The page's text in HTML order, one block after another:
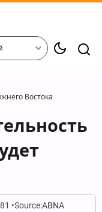
Востока
Source:ABNA